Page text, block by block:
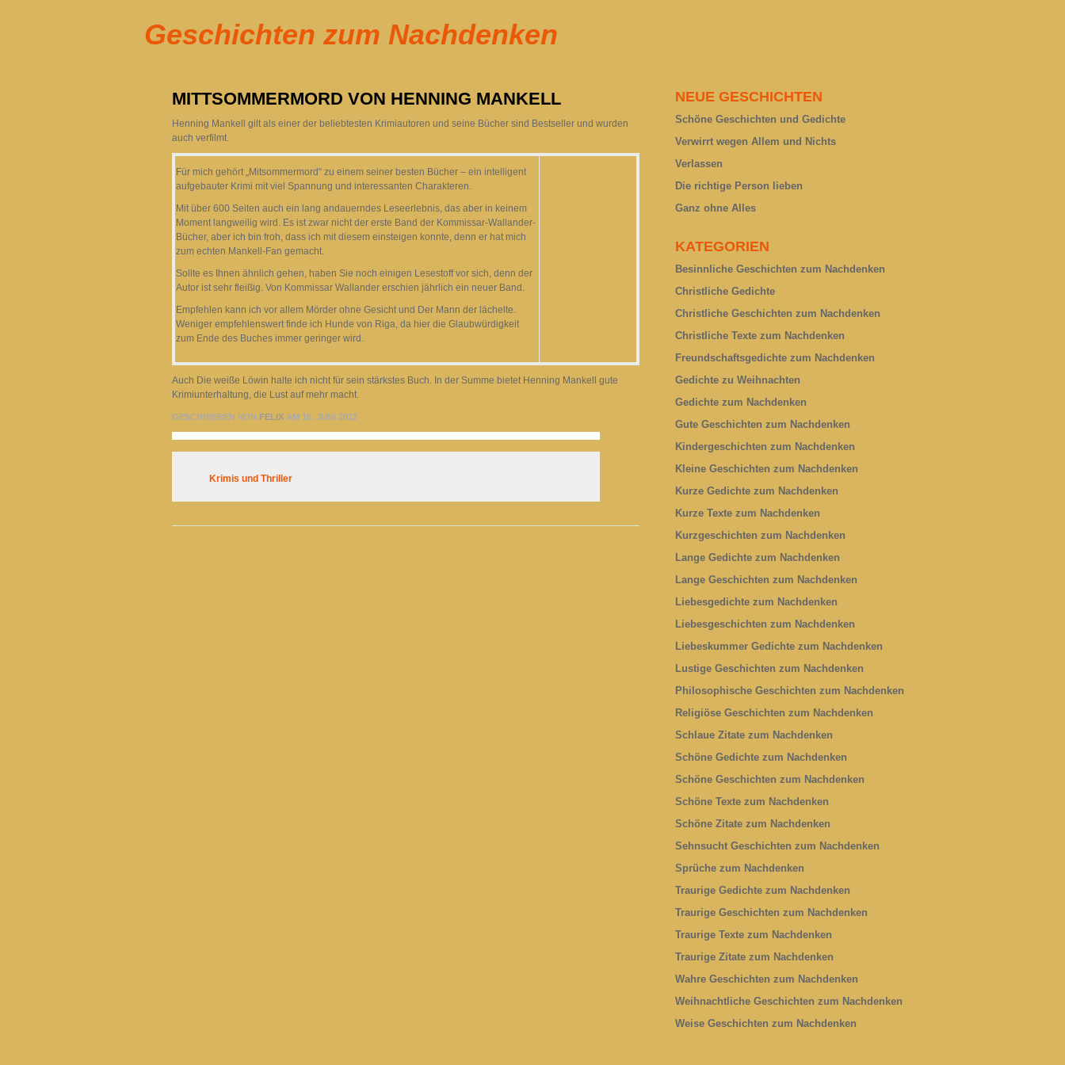
Geschichten zum Nachdenken
MITTSOMMERMORD VON HENNING MANKELL
Henning Mankell gilt als einer der beliebtesten Krimiautoren und seine Bücher sind Bestseller und wurden
auch verfilmt.
Für mich gehört „Mitsommermord“ zu einem seiner besten Bücher – ein intelligent
aufgebauter Krimi mit viel Spannung und interessanten Charakteren.
Mit über 600 Seiten auch ein lang andauerndes Leseerlebnis, das aber in keinem
Moment langweilig wird. Es ist zwar nicht der erste Band der Kommissar-Wallander-
Bücher, aber ich bin froh, dass ich mit diesem einsteigen konnte, denn er hat mich
zum echten Mankell-Fan gemacht.
Sollte es Ihnen ähnlich gehen, haben Sie noch einigen Lesestoff vor sich, denn der
Autor ist sehr fleißig. Von Kommissar Wallander erschien jährlich ein neuer Band.
Empfehlen kann ich vor allem Mörder ohne Gesicht und Der Mann der lächelte.
Weniger empfehlenswert finde ich Hunde von Riga, da hier die Glaubwürdigkeit
zum Ende des Buches immer geringer wird.
Auch Die weiße Löwin halte ich nicht für sein stärkstes Buch. In der Summe bietet Henning Mankell gute
Krimiunterhaltung, die Lust auf mehr macht.
GESCHRIEBEN VON FELIX AM 16. JUNI 2012
Krimis und Thriller
NEUE GESCHICHTEN
Schöne Geschichten und Gedichte
Verwirrt wegen Allem und Nichts
Verlassen
Die richtige Person lieben
Ganz ohne Alles
KATEGORIEN
Besinnliche Geschichten zum Nachdenken
Christliche Gedichte
Christliche Geschichten zum Nachdenken
Christliche Texte zum Nachdenken
Freundschaftsgedichte zum Nachdenken
Gedichte zu Weihnachten
Gedichte zum Nachdenken
Gute Geschichten zum Nachdenken
Kindergeschichten zum Nachdenken
Kleine Geschichten zum Nachdenken
Kurze Gedichte zum Nachdenken
Kurze Texte zum Nachdenken
Kurzgeschichten zum Nachdenken
Lange Gedichte zum Nachdenken
Lange Geschichten zum Nachdenken
Liebesgedichte zum Nachdenken
Liebesgeschichten zum Nachdenken
Liebeskummer Gedichte zum Nachdenken
Lustige Geschichten zum Nachdenken
Philosophische Geschichten zum Nachdenken
Religiöse Geschichten zum Nachdenken
Schlaue Zitate zum Nachdenken
Schöne Gedichte zum Nachdenken
Schöne Geschichten zum Nachdenken
Schöne Texte zum Nachdenken
Schöne Zitate zum Nachdenken
Sehnsucht Geschichten zum Nachdenken
Sprüche zum Nachdenken
Traurige Gedichte zum Nachdenken
Traurige Geschichten zum Nachdenken
Traurige Texte zum Nachdenken
Traurige Zitate zum Nachdenken
Wahre Geschichten zum Nachdenken
Weihnachtliche Geschichten zum Nachdenken
Weise Geschichten zum Nachdenken